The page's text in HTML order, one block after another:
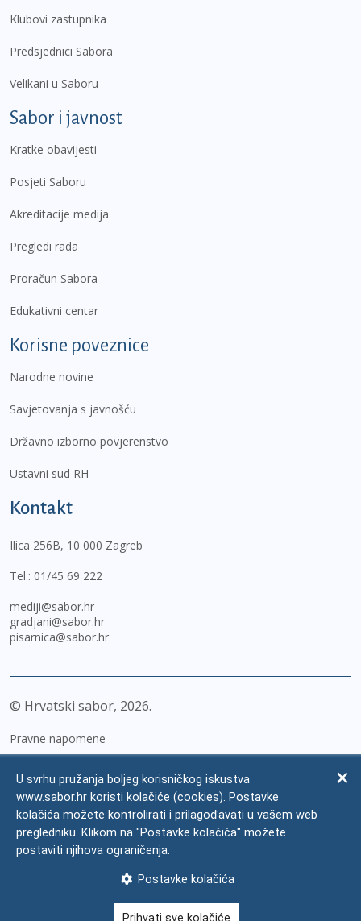
Klubovi zastupnika
Predsjednici Sabora
Velikani u Saboru
Sabor i javnost
Kratke obavijesti
Posjeti Saboru
Akreditacije medija
Pregledi rada
Proračun Sabora
Edukativni centar
Korisne poveznice
Narodne novine
Savjetovanja s javnošću
Državno izborno povjerenstvo
Ustavni sud RH
Kontakt
Ilica 256B, 10 000 Zagreb
Tel.: 01/45 69 222
mediji@sabor.hr
gradjani@sabor.hr
pisarnica@sabor.hr
© Hrvatski sabor, 2026
Pravne napomene
Zaštita osobnih podataka
Impressum
Česta pitanja
U svrhu pružanja boljeg korisničkog iskustva
www.sabor.hr koristi kolačiće (cookies). Postavke
kolačića možete kontrolirati i prilagođavati u vašem web
pregledniku. Klikom na "Postavke kolačića" možete
postaviti njihova ograničenja.
Postavke kolačića
Prihvati sve kolačiće